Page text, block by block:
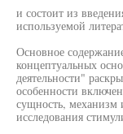
и состоит из
используемой
Основное
концептуальных
деятельности"
особенности
сущность,
исследования